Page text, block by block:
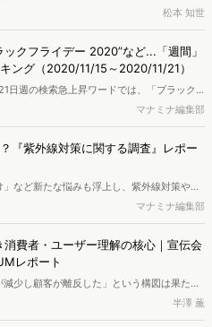
から寄せられていた期待が、コロナを機に一
方、経済社会の劇的な変動に伴い消費者の
越境EC市場においてもウィズコロナ戦略が
ューズでは、コロナ禍で存在感を高める越
会社ACD、株式会社サイバー・コミュニケー
ラインセミナー『これから始める中国・越
徹底解説～』を開催。越境ECにおけるプロモ
た。本稿では、そのレポートをお届けしま
松本 知世
クフライデー 2020”など...「週間」
ング（2020/11/15～2020/11/21）
日週の検索急上昇ワードでは、「ブラック
。アメリカ発の商習慣である「ブラックフ
日で、2020年は11月27日。通販サイトや実
セールが行われ、一足早くセールを開始した
から、検索が急増したものと考えられます。
ニター会員の協力により、ネット行動ログと
マーケティング分析サービス「VALUES
キーワードランキングを作成しました。
マナミナ編集部
『紫外線対策に関する調査』レポー
など新たな悩みも浮上し、紫外線対策やUV
になってきました。また、紫外線対策方法
子、最近では飲む日焼け止めなどもドラッ
なり、多岐にわたっています。実際に、女
対策をするのでしょうか。今回は、全国の
策に関するアンケートを配信し、さらに
いてオンラインの情報も加え、紫外線対策の
マナミナ編集部
費者・ユーザー理解の核心｜宣伝会
レポート
減少し顧客が離反した」という構図は果たし
年、コロナショックにより消費者ニーズ、
が変化している可能性がある中、これまで
半澤 薫